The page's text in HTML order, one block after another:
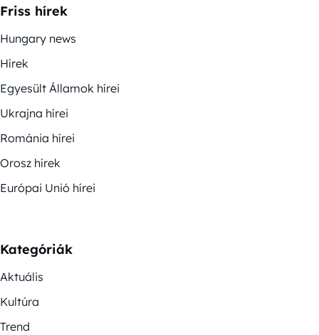
Friss hírek
Hungary news
Hírek
Egyesült Államok hírei
Ukrajna hírei
Románia hírei
Orosz hírek
Európai Unió hírei
Kategóriák
Aktuális
Kultúra
Trend